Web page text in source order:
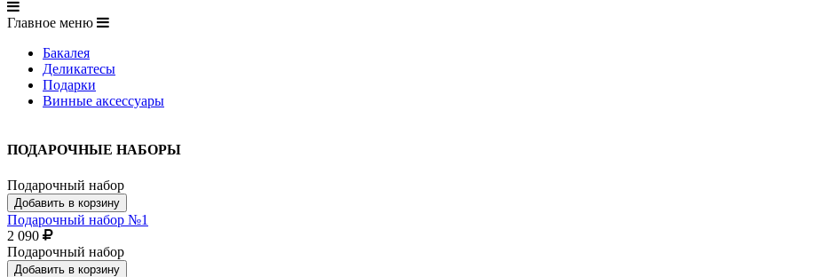
Главное меню
Бакалея
Деликатесы
Подарки
Винные аксессуары
ПОДАРОЧНЫЕ НАБОРЫ
Подарочный набор
Добавить в корзину
Подарочный набор №1
2 090
Подарочный набор
Добавить в корзину